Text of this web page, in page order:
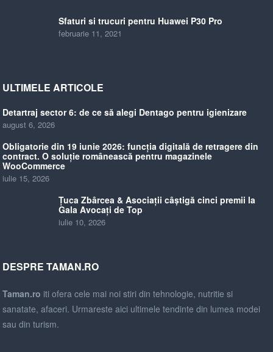
Sfaturi si trucuri pentru Huawei P30 Pro
februarie 11, 2021
ULTIMELE ARTICOLE
Detartraj sector 6: de ce să alegi Dentago pentru igienizare
august 6, 2026
Obligatorie din 19 iunie 2026: funcția digitală de retragere din
contract. O soluție românească pentru magazinele
WooCommerce
iulie 15, 2026
Țuca Zbârcea & Asociații câștigă cinci premii la
Gala Avocați de Top
iulie 10, 2026
DESPRE TAMAN.RO
Taman.ro iti ofera cele mai noi stiri din tehnologie, nutritie si
sanatate, afaceri. Urmareste aici ultimele tendinte din lumea modei
sau din turism.